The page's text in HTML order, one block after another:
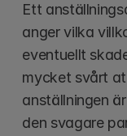
Ett
anger vilka
eventuellt
mycket svårt
anställningen
den svagare